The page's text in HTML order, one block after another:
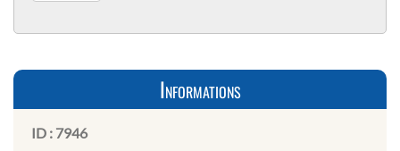
Informations
ID : 7946